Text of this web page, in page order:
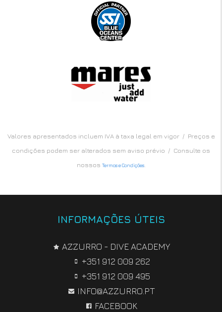
Valores apresentados incluem IVA à taxa legal em vigor / Preços e
condições podem ser alterados sem aviso prévio / Consulte os
nossos Termos e Condições.
INFORMAÇÕES ÚTEIS
AZZURRO - DIVE ACADEMY
+351 912 009 262
+351 912 009 495
INFO@AZZURRO.PT
FACEBOOK